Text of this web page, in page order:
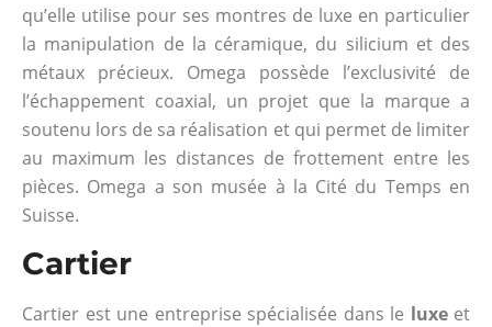
qu’elle utilise pour ses montres de luxe en particulier
la manipulation de la céramique, du silicium et des
métaux précieux. Omega possède l’exclusivité de
l’échappement coaxial, un projet que la marque a
soutenu lors de sa réalisation et qui permet de limiter
au maximum les distances de frottement entre les
pièces. Omega a son musée à la Cité du Temps en
Suisse.
Cartier
Cartier est une entreprise spécialisée dans le luxeet